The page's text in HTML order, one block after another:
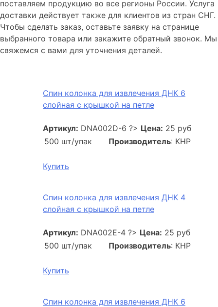
поставляем продукцию во все регионы России. Услуга
доставки действует также для клиентов из стран СНГ.
Чтобы сделать заказ, оставьте заявку на странице
выбранного товара или закажите обратный звонок. Мы
свяжемся с вами для уточнения деталей.
Спин колонка для извлечения ДНК 6
слойная с крышкой на петле
Артикул: DNA002D-6 ?> Цена: 25 руб
500 шт/упак
Производитель: КНР
Купить
Спин колонка для извлечения ДНК 4
слойная с крышкой на петле
Артикул: DNA002E-4 ?> Цена: 25 руб
500 шт/упак
Производитель: КНР
Купить
Спин колонка для извлечения ДНК 6